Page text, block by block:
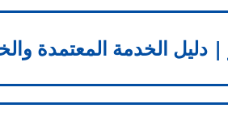
الخدمة المعتمدة